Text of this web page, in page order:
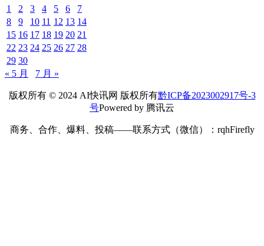
1
2 3 4 5 6
7
8
9 10 11 12 13 14
15 16 17 18 19 20 21
22 23 24 25 26 27 28
29 30
« 5 月
7 月 »
版权所有 © 2024 AI快讯网 版权所有黔ICP备2023002917号-3
号Powered by 腾讯云
商务、合作、爆料、投稿——联系方式（微信）：rqhFirefly